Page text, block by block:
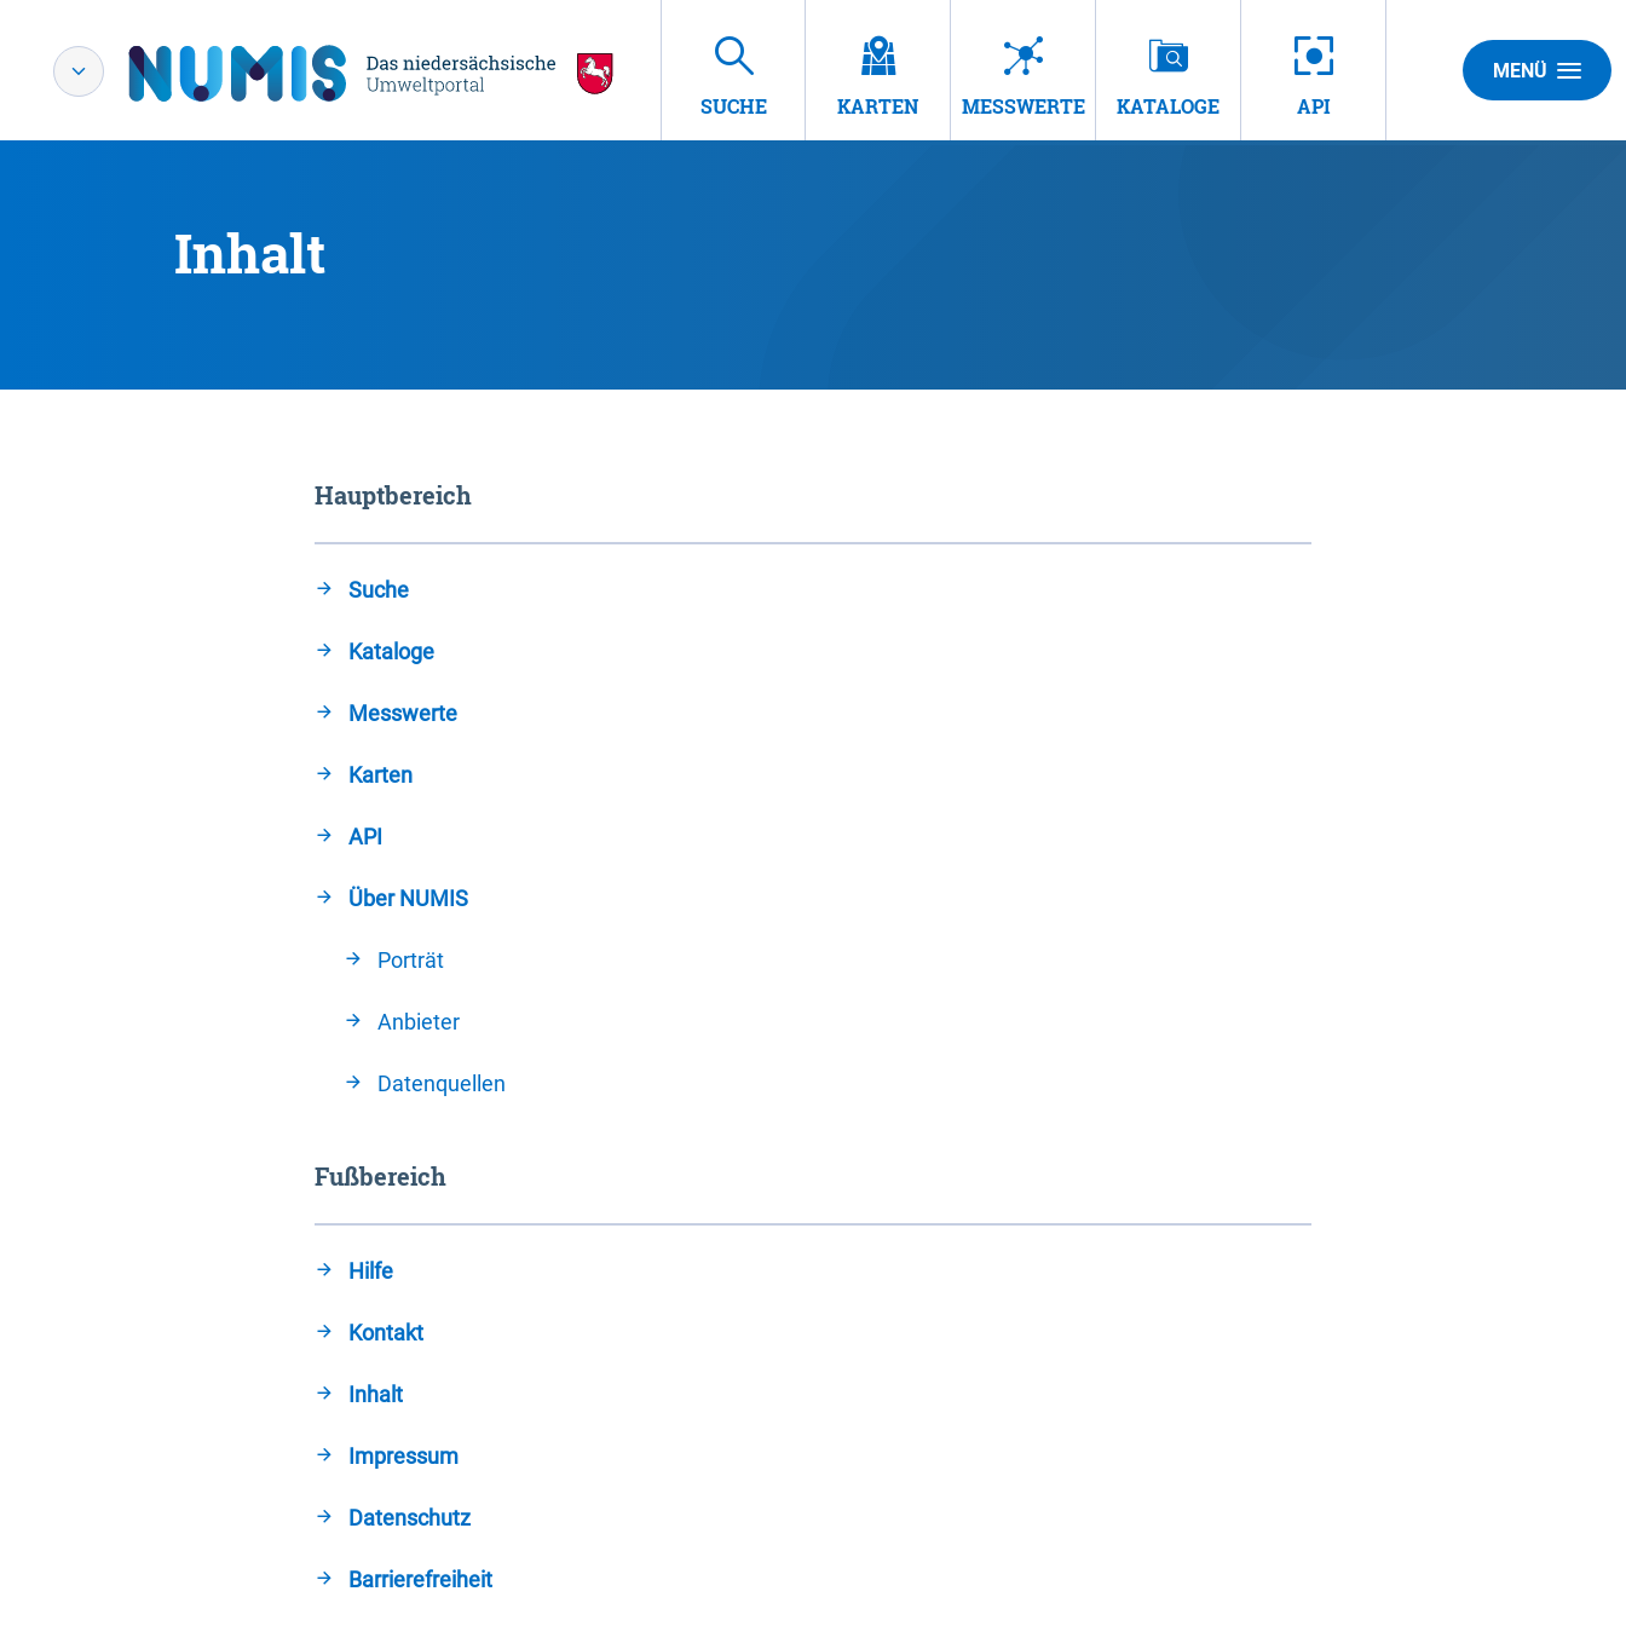
SUCHE KARTEN MESSWERTE KATALOGE API
MENÜ
Inhalt
Hauptbereich
Suche
Kataloge
Messwerte
Karten
API
Über NUMIS
Porträt
Anbieter
Datenquellen
Fußbereich
Hilfe
Kontakt
Inhalt
Impressum
Datenschutz
Barrierefreiheit